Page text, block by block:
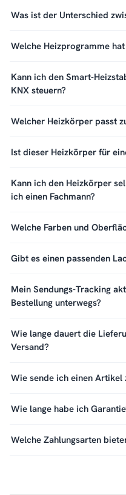
Was ist der Unterschied
Welche Heizprogramme
Kann ich den Smart-
KNX steuern?
Welcher Heizkörper passt
Ist dieser Heizkörper für
Kann ich den Heizkörper
ich einen Fachmann?
Welche Farben und
Gibt es einen passenden
Mein Sendungs-Tracking
Bestellung unterwegs?
Wie lange dauert die
Versand?
Wie sende ich einen Artikel
Wie lange habe ich
Welche Zahlungsarten